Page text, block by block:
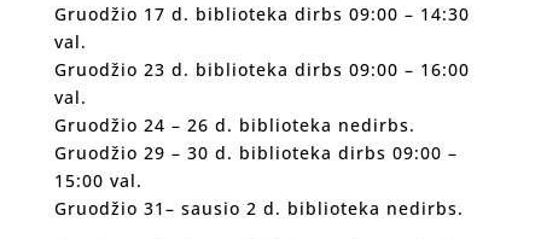
Gruodžio 17 d. biblioteka dirbs 09:00 – 14:30
val.
Gruodžio 23 d. biblioteka dirbs 09:00 – 16:00
val.
Gruodžio 24 – 26 d. biblioteka nedirbs.
Gruodžio 29 – 30 d. biblioteka dirbs 09:00 –
15:00 val.
Gruodžio 31– sausio 2 d. biblioteka nedirbs.